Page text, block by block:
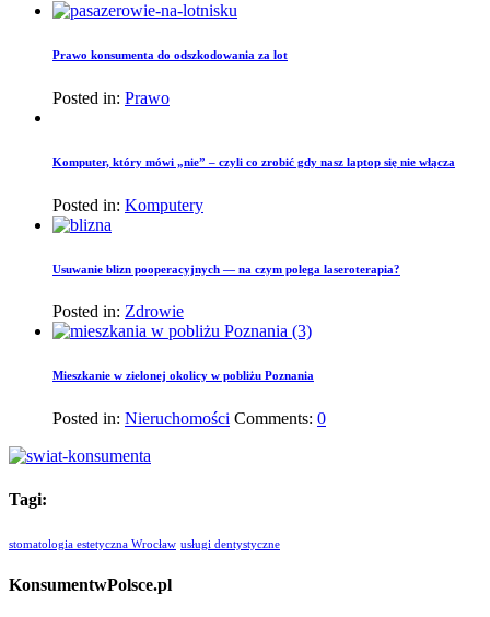
Prawo konsumenta do odszkodowania za lot
Posted in: Prawo
Komputer, który mówi „nie” – czyli co zrobić gdy nasz laptop się nie włącza
Posted in: Komputery
Usuwanie blizn pooperacyjnych — na czym polega laseroterapia?
Posted in: Zdrowie
Mieszkanie w zielonej okolicy w pobliżu Poznania
Posted in: Nieruchomości Comments: 0
Tagi:
stomatologia estetyczna Wrocław usługi dentystyczne
KonsumentwPolsce.pl